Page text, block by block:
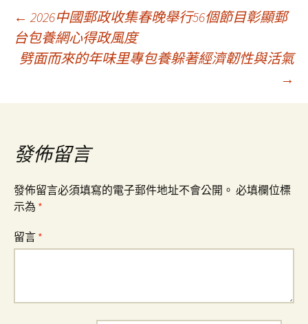
文
章
導
覽
← 2026中國郵政收集春晚舉行56個節目彰顯郵
台包養網心得政風度
劈面而來的年味里專包養躲著經濟韌性與活氣
→
發佈留言
發佈留言必須填寫的電子郵件地址不會公開。 必填欄位標
示為 *
留言 *